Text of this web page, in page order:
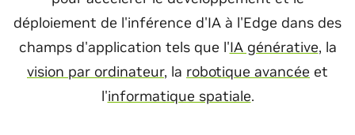
déploiement de l'inférence d'IA à l'Edge dans des
champs d'application tels que l'IA générative, la
vision par ordinateur, la robotique avancée et
l'informatique spatiale.